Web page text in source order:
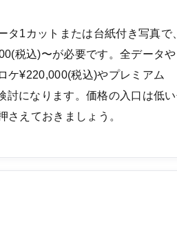
タ1カットまたは台紙付き写真で
税込)〜が必要です。全データ
ケ¥220,000(税込)やプレミアム
討になります。価格の入口は低
さえておきましょう。